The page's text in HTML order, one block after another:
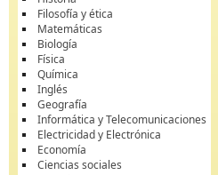
Filosofía y ética
Matemáticas
Biología
Física
Química
Inglés
Geografía
Informática y Telecomunicaciones
Electricidad y Electrónica
Economía
Ciencias sociales